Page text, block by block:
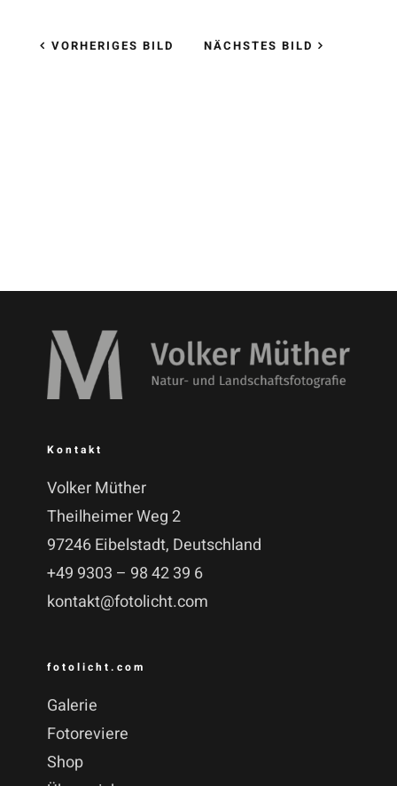
VORHERIGES BILD NÄCHSTES BILD
Kontakt
Volker Müther
Theilheimer Weg 2
97246 Eibelstadt, Deutschland
+49 9303 – 98 42 39 6
kontakt@fotolicht.com
fotolicht.com
Galerie
Fotoreviere
Shop